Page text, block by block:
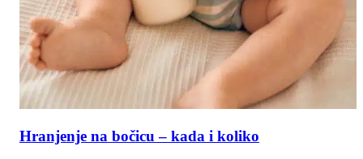
Hranjenje na bočicu – kada i koliko